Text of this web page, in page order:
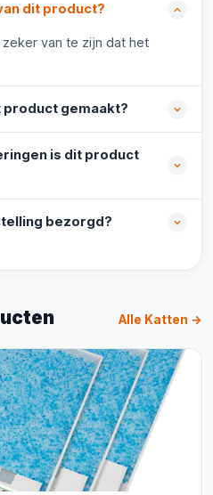
dit product?
van te zijn dat het
product gemaakt?
is dit product
bezorgd?
Alle Katten →